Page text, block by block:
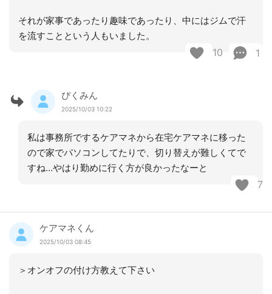
それが家事であったり趣味であったり、中にはジムで汗
を流すことという人もいました。
10 1
ぴくみん
2025/10/03 10:22
私は事務所でするケアマネから在宅ケアマネに移った
ので家でパソコンしてたりで、切り替えが難しくてで
すね…やはり勤めに行く方が良かったなーと
7
ケアマネくん
2025/10/03 08:45
＞オンオフの付け方教えて下さい